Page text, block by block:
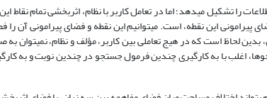
را تشکیل می­دهد؛ اما در تعامل کاربر با نظام، اثربخشی تمام نقاط
پیرامونی این نقطه، است. می­توانیم این نقطه و فضای پیرامونی آن
بدین لحاظ است که در هیج تعاملی بین کاربر، مؤلف و نظام، نمی­توان
اغلب با به کارگیری چندین فرمول جستجو در چندین نوبت و به